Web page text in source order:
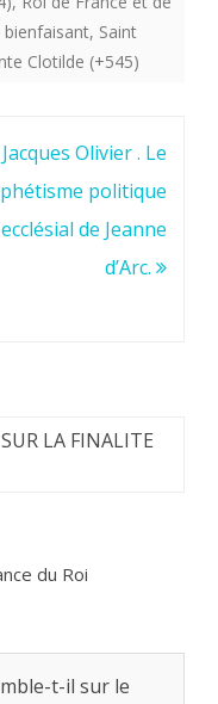
bienfaisant, Saint
Clotilde (+545)
Olivier . Le
politique
de Jeanne
d’Arc.
LA FINALITE
du Roi
t-il sur le